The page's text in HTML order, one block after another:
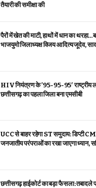
तैयारी की समीक्षा की
पैरों में खेत की माटी, हाथों में धान का
भाजयुमो जिलाध्यक्ष विजय आदित्य जूदेव,
HIV नियंत्रण के ’95-95-95′ राष्ट्रीय
छत्तीसगढ़ का पहला जिला बना एमसीबी
UCC से बाहर रहेगा ST समुदाय: डिप्टी
जनजातीय परंपराओं का रखा जाएगा ध्यान,
छत्तीसगढ़ हाईकोर्ट का बड़ा फैसला: तबादले